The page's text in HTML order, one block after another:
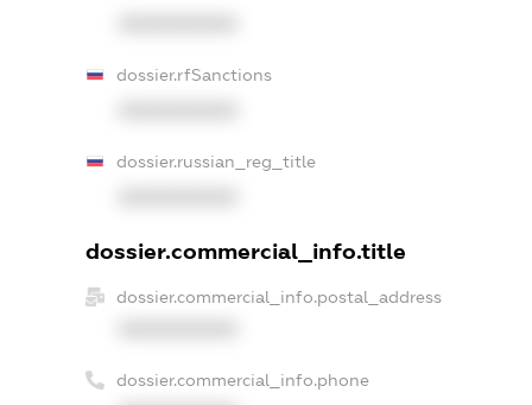
dossier.rfSanctions
dossier.russian_reg_title
dossier.commercial_info.title
dossier.commercial_info.postal_address
dossier.commercial_info.phone